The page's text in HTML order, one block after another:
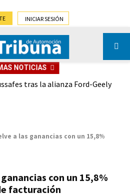
INICIAR SESIÓN
NOTICIAS
tras la alianza Ford-Geely
a las ganancias con un 15,8%
con un 15,8%
facturación